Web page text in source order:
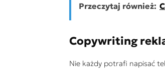
Przeczytaj również:
Copywriting
Nie każdy potrafi napisać